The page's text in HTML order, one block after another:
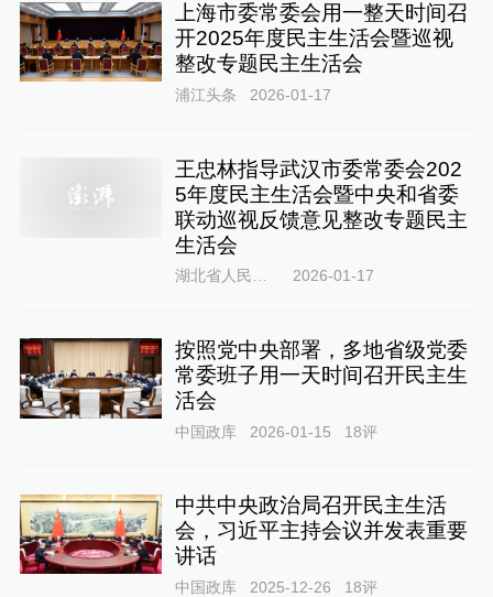
上海市委常委会用一整天时间召
开2025年度民主生活会暨巡视
整改专题民主生活会
浦江头条 2026-01-17
王忠林指导武汉市委常委会202
5年度民主生活会暨中央和省委
联动巡视反馈意见整改专题民主
生活会
湖北省人民政府网 2026-01-17
按照党中央部署，多地省级党委
常委班子用一天时间召开民主生
活会
中国政库 2026-01-15 18评
中共中央政治局召开民主生活
会，习近平主持会议并发表重要
讲话
中国政库 2025-12-26 18评